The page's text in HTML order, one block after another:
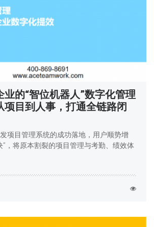
业的“智位机器人”数字化管理
项目到人事，打通全链路闭
项目管理系统的成功落地，用户顺势增
”，将原本割裂的项目管理与考勤、绩效体